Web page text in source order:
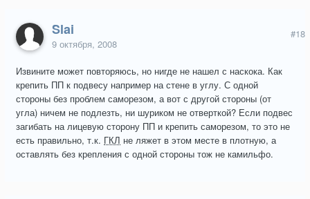
Slai
9 октября, 2008
#18
Извините может повторяюсь, но нигде не нашел с наскока. Как
крепить ПП к подвесу например на стене в углу. С одной
стороны без проблем саморезом, а вот с другой стороны (от
угла) ничем не подлезть, ни шуриком не отверткой? Если подвес
загибать на лицевую сторону ПП и крепить саморезом, то это не
есть правильно, т.к. ГКЛ не ляжет в этом месте в плотную, а
оставлять без крепления с одной стороны тож не камильфо.